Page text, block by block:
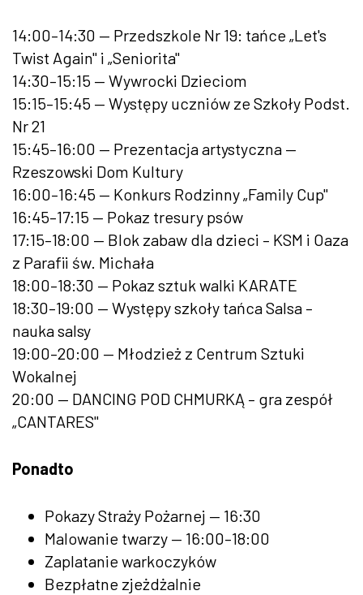
14:00–14:30 — Przedszkole Nr 19: tańce „Let's
Twist Again" i „Seniorita"
14:30–15:15 — Wywrocki Dzieciom
15:15–15:45 — Występy uczniów ze Szkoły Podst.
Nr 21
15:45–16:00 — Prezentacja artystyczna —
Rzeszowski Dom Kultury
16:00–16:45 — Konkurs Rodzinny „Family Cup"
16:45–17:15 — Pokaz tresury psów
17:15–18:00 — Blok zabaw dla dzieci – KSM i Oaza
z Parafii św. Michała
18:00–18:30 — Pokaz sztuk walki KARATE
18:30–19:00 — Występy szkoły tańca Salsa –
nauka salsy
19:00–20:00 — Młodzież z Centrum Sztuki
Wokalnej
20:00 — DANCING POD CHMURKĄ – gra zespół
„CANTARES"
Ponadto
Pokazy Straży Pożarnej — 16:30
Malowanie twarzy — 16:00–18:00
Zaplatanie warkoczyków
Bezpłatne zjeżdżalnie